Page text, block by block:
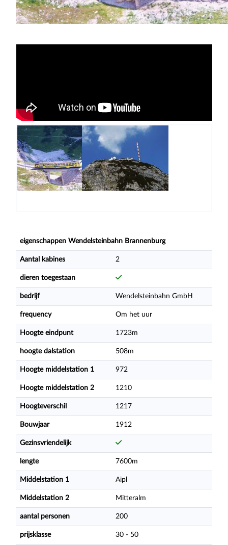
eigenschappen Wendelsteinbahn Brannenburg
Aantal kabines 2
dieren toegestaan
bedrijf Wendelsteinbahn GmbH
frequency Om het uur
Hoogte eindpunt 1723m
hoogte dalstation 508m
Hoogte middelstation 1 972
Hoogte middelstation 2 1210
Hoogteverschil 1217
Bouwjaar 1912
Gezinsvriendelijk
lengte 7600m
Middelstation 1 Aipl
Middelstation 2 Mitteralm
aantal personen 200
prijsklasse 30 - 50